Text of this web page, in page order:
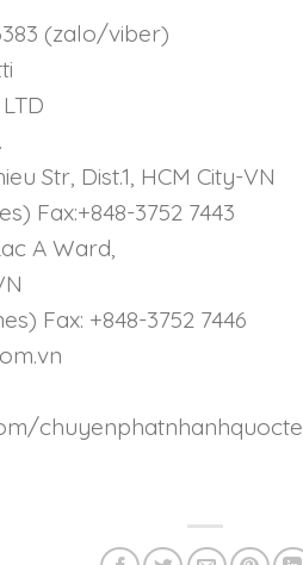
(zalo/viber)
Str, Dist.1, HCM City-VN
Fax:+848-3752 7443
A Ward,
Fax: +848-3752 7446
chuyenphatnhanhquocte